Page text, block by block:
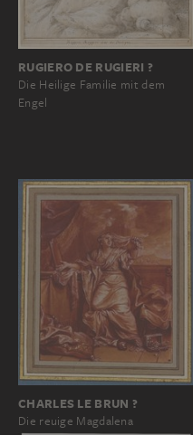
RUGIERO DE RUGIERI ?
Die Heilige Familie mit dem
Engel
CHARLES LE BRUN ?
Die reuige Magdalena